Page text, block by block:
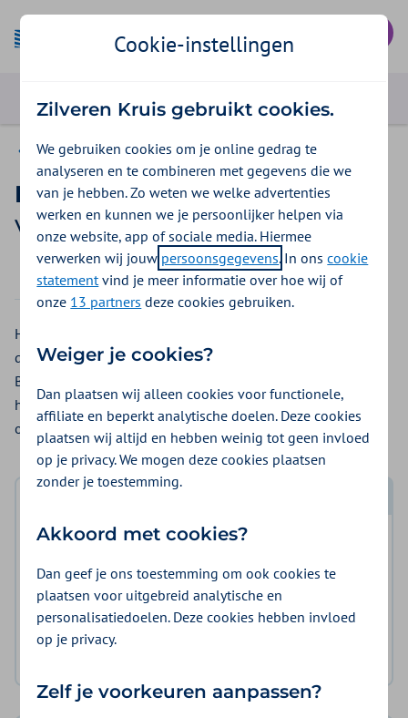
Vergoedingen ZieZo
Hoofdbedekking
Vergoeding 2026
2025 2026
Heeft u hoofdbedekking nodig door (tijdelijk) haarverlies
door chemotherapie of een andere medische behandeling?
Bij ZieZo kunt u geen vergoeding krijgen voor
hoofdbedekking uit de aanvullende verzekering. Een pruik
of Toupim® van eigen haar krijgt u uit de vergoeding
pruik
Log in en bekijk welke vergoeding en voorwaarden
voor u gelden.
Log in met DigiD
Cookie-instellingen
Zilveren Kruis gebruikt cookies.
We gebruiken cookies om je online gedrag te
analyseren en te combineren met gegevens die we
van je hebben. Zo weten we welke advertenties
werken en kunnen we je persoonlijker helpen via
onze website, app of sociale media. Hiermee
verwerken wij jouw persoonsgegevens. In onscookie
statementvind je meer informatie over hoe wij of
onze 13 partners deze cookies gebruiken.
Weiger je cookies?
Dan plaatsen wij alleen cookies voor functionele,
affiliate en beperkt analytische doelen. Deze cookies
plaatsen wij altijd en hebben weinig tot geen invloed
op je privacy. We mogen deze cookies plaatsen
zonder je toestemming.
Akkoord met cookies?
Dan geef je ons toestemming om ook cookies te
plaatsen voor uitgebreid analytische en
personalisatiedoelen. Deze cookies hebben invloed
op je privacy.
Zelf je voorkeuren aanpassen?